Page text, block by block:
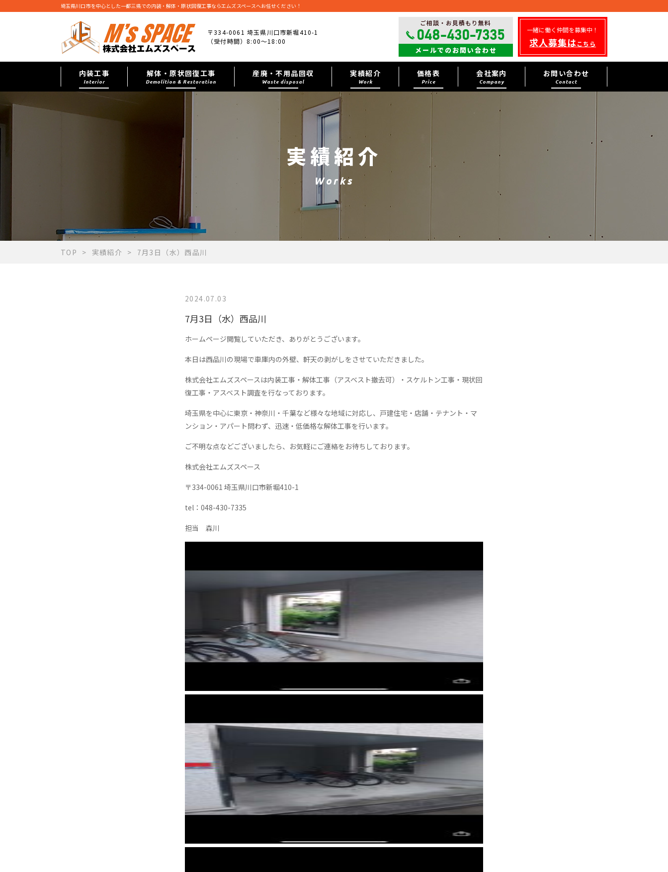
埼玉県川口市を中心とした一都三県での内装・解体・原状回復工事ならエムズスペースへお任せください！
〒334-0061 埼玉県川口市新堀410-1
（受付時間）8:00～18:00
ご相談・お見積もり無料
048-430-7335
メールでのお問い合わせ
一緒に働く仲間を募集中！
求人募集はこちら
内装工事
Interior
解体・原状回復工事
Demolition & Restoration
産廃・不用品回収
Waste disposal
実績紹介
Work
価格表
Price
会社案内
Company
お問い合わせ
Contact
実績紹介
Works
TOP 実績紹介 7月3日（水）西品川
2024.07.03
7月3日（水）西品川
ホームページ閲覧していただき、ありがとうございます。
本日は西品川の現場で車庫内の外壁、軒天の剥がしをさせていただきました。
株式会社エムズスペースは内装工事・解体工事（アスベスト撤去可）・スケルトン工事・現状回
復工事・アスベスト調査を行なっております。
埼玉県を中心に東京・神奈川・千葉など様々な地域に対応し、戸建住宅・店舗・テナント・マ
ンション・アパート問わず、迅速・低価格な解体工事を行います。
ご不明な点などございましたら、お気軽にご連絡をお待ちしております。
株式会社エムズスペース
〒334-0061 埼玉県川口市新堀410-1
tel：048-430-7335
担当 森川